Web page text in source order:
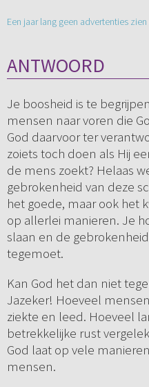
Een jaar lang geen advertenties
ANTWOORD
Je boosheid is te
mensen naar voren die
God daarvoor ter
zoiets toch doen als Hij
de mens zoekt? Helaas
gebrokenheid van deze
het goede, maar ook het
op allerlei manieren. Je
slaan en de
tegemoet.
Kan God het dan niet
Jazeker! Hoeveel
ziekte en leed. Hoeveel
betrekkelijke rust
God laat op vele
mensen.